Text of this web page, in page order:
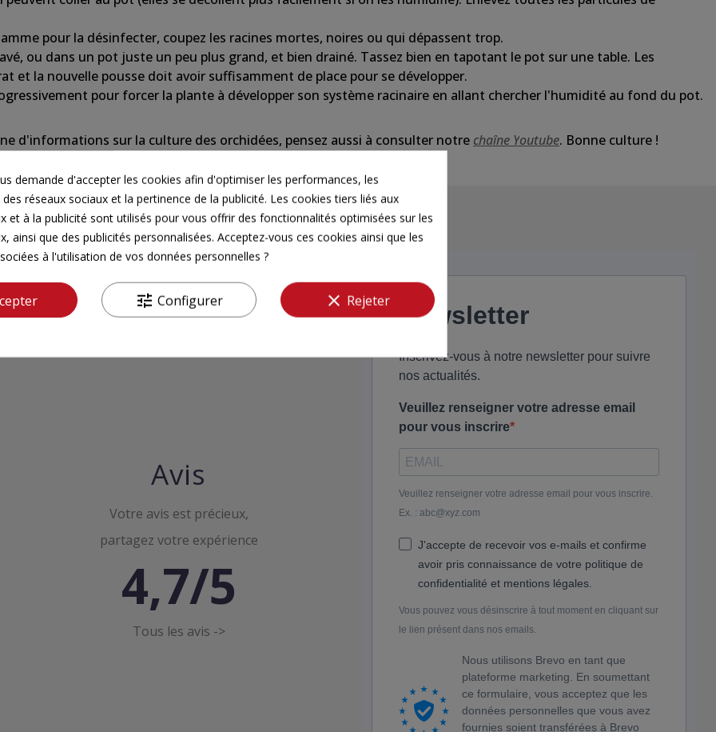
pour la désinfecter, coupez les racines mortes, noires ou qui dépassent trop.
ou dans un pot juste un peu plus grand, et bien drainé. Tassez bien en tapotant le pot sur une table. Les
et la nouvelle pousse doit avoir suffisamment de place pour se développer.
pour forcer la plante à développer son système racinaire en allant chercher l'humidité au fond du pot.
d'informations sur la culture des orchidées, pensez aussi à consulter notre chaîne Youtube. Bonne culture !
Avis
Votre avis est précieux,
partagez votre expérience
4,7/5
Tous les avis ->
Newsletter
Inscrivez-vous à notre newsletter pour suivre
nos actualités.
Veuillez renseigner votre adresse email
pour vous inscrire
Veuillez renseigner votre adresse email pour vous inscrire.
Ex. : abc@xyz.com
J'accepte de recevoir vos e-mails et confirme
avoir pris connaissance de votre politique de
confidentialité et mentions légales.
Vous pouvez vous désinscrire à tout moment en cliquant sur
le lien présent dans nos emails.
Nous utilisons Brevo en tant que
plateforme marketing. En soumettant
ce formulaire, vous acceptez que les
données personnelles que vous avez
fournies soient transférées à Brevo
demande d'accepter les cookies afin d'optimiser les performances, les
réseaux sociaux et la pertinence de la publicité. Les cookies tiers liés aux
et à la publicité sont utilisés pour vous offrir des fonctionnalités optimisées sur les
ainsi que des publicités personnalisées. Acceptez-vous ces cookies ainsi que les
à l'utilisation de vos données personnelles ?
tune Configurer clear Rejeter